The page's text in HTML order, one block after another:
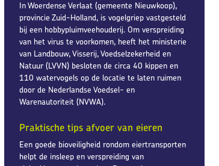
In Woerdense Verlaat (gemeente Nieuwkoop),
provincie Zuid-Holland, is vogelgriep vastgesteld
bij een hobbypluimveehouderij. Om verspreiding
van het virus te voorkomen, heeft het ministerie
van Landbouw, Visserij, Voedselzekerheid en
Natuur (LVVN) besloten de circa 40 kippen en
110 watervogels op de locatie te laten ruimen
door de Nederlandse Voedsel- en
Warenautoriteit (NVWA).
Praktische tips afvoer van eieren
Een goede bioveiligheid rondom eiertransporten
helpt de insleep en verspreiding van